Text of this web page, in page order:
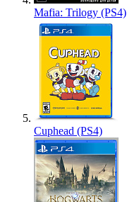
Mafia: Trilogy (PS4)
Cuphead (PS4)